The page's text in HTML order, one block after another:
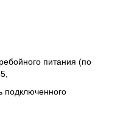
питания (по
подключенного